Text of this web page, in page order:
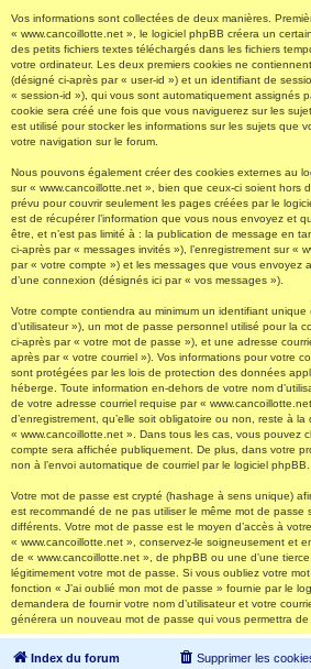
Vos informations sont collectées de deux manières.
« www.cancoillotte.net », le logiciel phpBB créera un
des petits fichiers textes téléchargés dans les fichiers
votre ordinateur. Les deux premiers cookies ne
(désigné ci-après par « user-id ») et un identifiant de
« session-id »), qui vous sont automatiquement assignés
cookie sera créé une fois que vous naviguerez sur les
est utilisé pour stocker les informations sur les sujets que
votre navigation sur le forum.
Nous pouvons également créer des cookies externes au
sur « www.cancoillotte.net », bien que ceux-ci soient hors
prévu pour couvrir seulement les pages créées par le
est de récupérer l’information que vous nous envoyez et
être, et n’est pas limité à : la publication de message en
ci-après par « messages invités »), l’enregistrement sur «
par « votre compte ») et les messages que vous envoyez
d’une connexion (désignés ici par « vos messages »).
Votre compte contiendra au minimum un identifiant
d’utilisateur »), un mot de passe personnel utilisé pour la
ci-après par « votre mot de passe »), et une adresse
après par « votre courriel »). Vos informations pour votre
sont protégées par les lois de protection des données
héberge. Toute information en-dehors de votre nom
de votre adresse courriel requise par «
d’enregistrement, qu’elle soit obligatoire ou non, reste à la
« www.cancoillotte.net ». Dans tous les cas, vous pouvez
compte sera affichée publiquement. De plus, dans votre
non à l’envoi automatique de courriel par le logiciel phpBB.
Votre mot de passe est crypté (hashage à sens unique)
est recommandé de ne pas utiliser le même mot de passe
différents. Votre mot de passe est le moyen d’accès à
« www.cancoillotte.net », conservez-le soigneusement et
de « www.cancoillotte.net », de phpBB ou une d’une
légitimement votre mot de passe. Si vous oubliez votre
fonction « J’ai oublié mon mot de passe » fournie par le
demandera de fournir votre nom d’utilisateur et votre
générera un nouveau mot de passe qui vous permettra de
Index du forum Supprimer les